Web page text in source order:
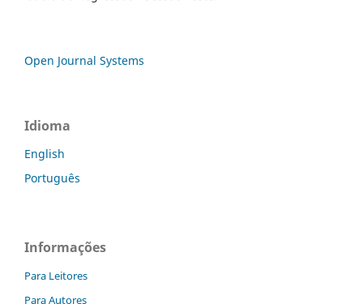
Open Journal Systems
Idioma
English
Português
Informações
Para Leitores
Para Autores